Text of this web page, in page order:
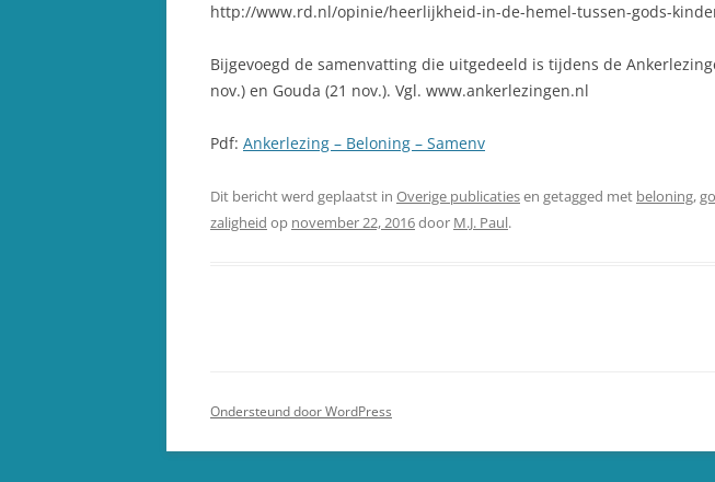
http://www.rd.nl/opinie/heerlijkheid-in-de-hemel-tussen-gods-
Bijgevoegd de samenvatting die uitgedeeld is tijdens de
nov.) en Gouda (21 nov.). Vgl. www.ankerlezingen.nl
Pdf: Ankerlezing – Beloning – Samenv
Dit bericht werd geplaatst in Overige publicatiesen getagged met beloning,
zaligheid op november 22, 2016door M.J. Paul.
Ondersteund door WordPress